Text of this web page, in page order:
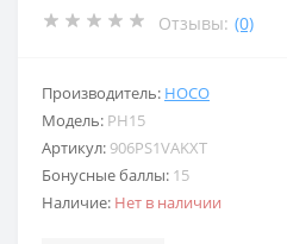
Отзывы: (0)
Производитель: HOCO
Модель: PH15
Артикул: 906PS1VAKXT
Бонусные баллы: 15
Наличие: Нет в наличии